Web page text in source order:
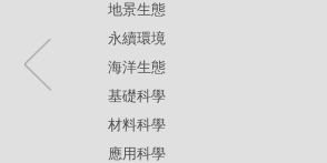
地景生態
永續環境
海洋生態
基礎科學
材料科學
應用科學